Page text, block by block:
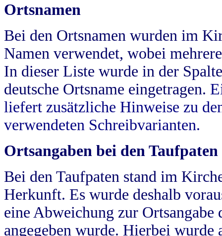
Ortsnamen
Bei den Ortsnamen wurden im
Namen verwendet, wobei
In dieser Liste wurde in der
deutsche Ortsname eingetragen.
liefert zusätzliche Hinweise zu
verwendeten Schreibvarianten.
Ortsangaben bei den Taufpaten
Bei den Taufpaten stand im
Herkunft. Es wurde deshalb
eine Abweichung zur
angegeben wurde. Hierbei wurde